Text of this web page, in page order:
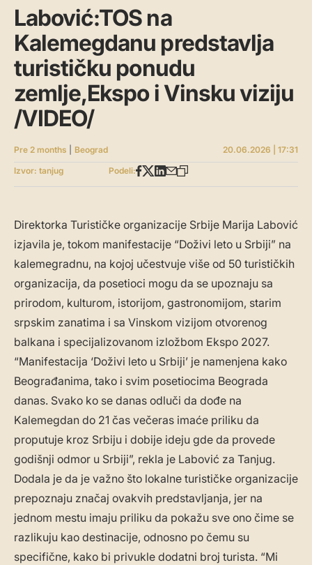
Labović:TOS na
Kalemegdanu predstavlja
turističku ponudu
zemlje,Ekspo i Vinsku viziju
/VIDEO/
Pre 2 months Beograd
20.06.2026 | 17:31
Izvor: tanjug
Podeli:
Direktorka Turističke organizacije Srbije Marija Labović
izjavila je, tokom manifestacije “Doživi leto u Srbiji” na
kalemegradnu, na kojoj učestvuje više od 50 turističkih
organizacija, da posetioci mogu da se upoznaju sa
prirodom, kulturom, istorijom, gastronomijom, starim
srpskim zanatima i sa Vinskom vizijom otvorenog
balkana i specijalizovanom izložbom Ekspo 2027.
“Manifestacija ‘Doživi leto u Srbiji’ je namenjena kako
Beograđanima, tako i svim posetiocima Beograda
danas. Svako ko se danas odluči da dođe na
Kalemegdan do 21 čas večeras imaće priliku da
proputuje kroz Srbiju i dobije ideju gde da provede
godišnji odmor u Srbiji”, rekla je Labović za Tanjug.
Dodala je da je važno što lokalne turističke organizacije
prepoznaju značaj ovakvih predstavljanja, jer na
jednom mestu imaju priliku da pokažu sve ono čime se
razlikuju kao destinacije, odnosno po čemu su
specifične, kako bi privukle dodatni broj turista. “Mi